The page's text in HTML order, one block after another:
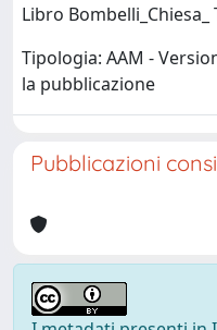
Libro Bombelli_Chiesa_
Tipologia: AAM -
la pubblicazione
Pubblicazioni